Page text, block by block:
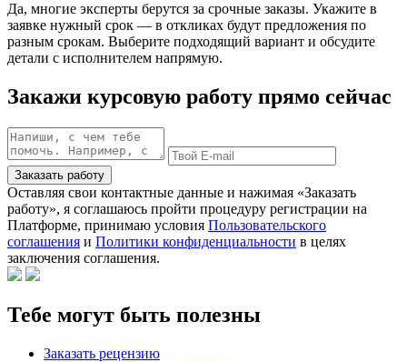
Да, многие эксперты берутся за срочные заказы. Укажите в
заявке нужный срок — в откликах будут предложения по
разным срокам. Выберите подходящий вариант и обсудите
детали с исполнителем напрямую.
Закажи курсовую работу прямо сейчас
Заказать работу
Оставляя свои контактные данные и нажимая «Заказать
работу», я соглашаюсь пройти процедуру регистрации на
Платформе, принимаю условия Пользовательского
соглашения и Политики конфиденциальности в целях
заключения соглашения.
Тебе могут быть полезны
Заказать рецензию